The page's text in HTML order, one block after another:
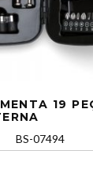
19
BS-07494